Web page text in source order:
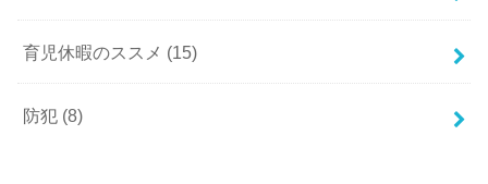
育児休暇のススメ (15)
防犯 (8)